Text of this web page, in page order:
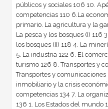
públicos y sociales 106 10.
competencias 110 6.La
primario. La agricultura y la
La pesca y los bosques (I) 116
los bosques (II) 118 4. La
5. La industria 122 6. El
turismo 126 8. Transportes y
Transportes y comunicaciones
inmobiliario y la crisis
competencias 134 7. La
136 1. Los Estados del mundo